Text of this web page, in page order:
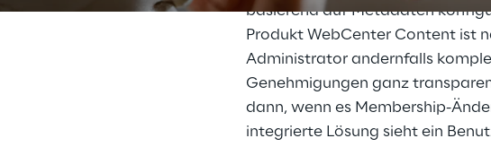
basierend auf Metadaten
Produkt WebCenter Content ist
Administrator andernfalls
Genehmigungen ganz
dann, wenn es Membership-
integrierte Lösung sieht ein